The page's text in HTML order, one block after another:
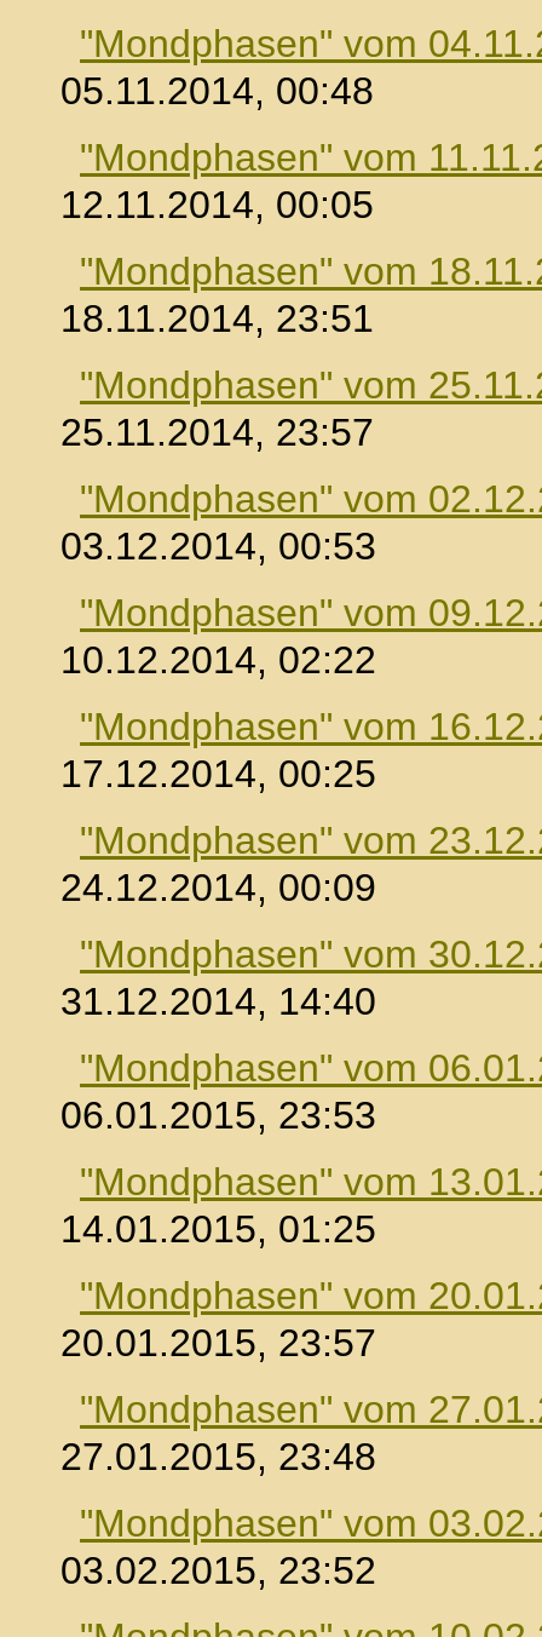
"Mondphasen" vom
05.11.2014, 00:48
"Mondphasen" vom
12.11.2014, 00:05
"Mondphasen" vom
18.11.2014, 23:51
"Mondphasen" vom
25.11.2014, 23:57
"Mondphasen" vom
03.12.2014, 00:53
"Mondphasen" vom
10.12.2014, 02:22
"Mondphasen" vom
17.12.2014, 00:25
"Mondphasen" vom
24.12.2014, 00:09
"Mondphasen" vom
31.12.2014, 14:40
"Mondphasen" vom
06.01.2015, 23:53
"Mondphasen" vom
14.01.2015, 01:25
"Mondphasen" vom
20.01.2015, 23:57
"Mondphasen" vom
27.01.2015, 23:48
"Mondphasen" vom
03.02.2015, 23:52